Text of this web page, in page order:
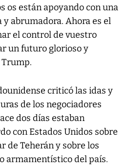
os están apoyando con una
abrumadora. Ahora es el
el control de vuestro
un futuro glorioso y
Trump.
criticó las idas y
de los negociadores
dos días estaban
con Estados Unidos sobre
de Teherán y sobre los
armamentístico del país.